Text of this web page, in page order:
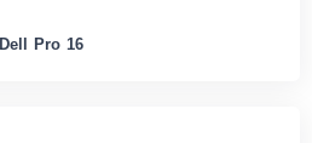
Dell Pro 16